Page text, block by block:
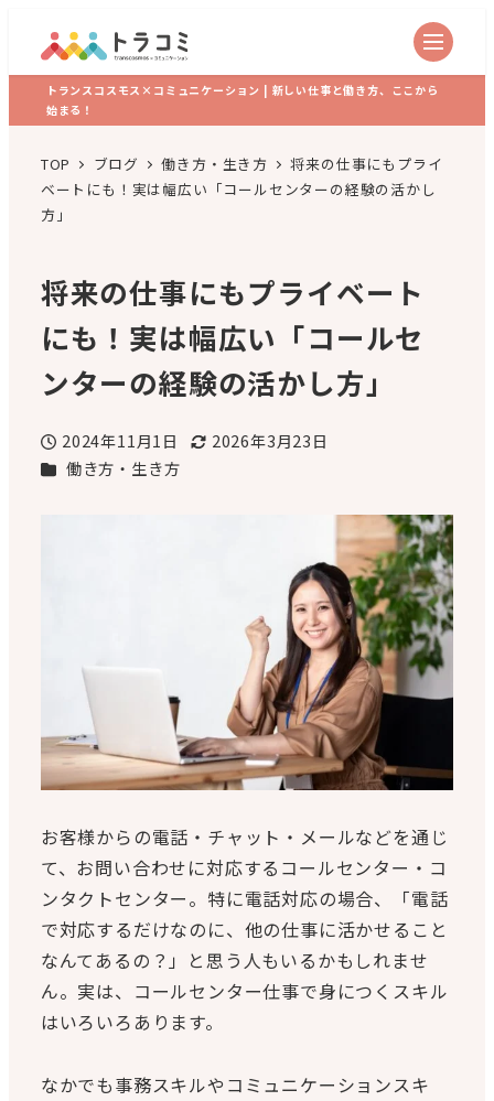
トランスコスモス×コミュニケーション | 新しい仕事と働き方、ここから
始まる！
TOP ブログ 働き方・生き方
将来の仕事にもプライ
ベートにも！実は幅広い「コールセンターの経験の活かし
方」
将来の仕事にもプライベート
にも！実は幅広い「コールセ
ンターの経験の活かし方」
投稿日
2024年11月1日
更新日
2026年3月23日
カテゴリー
働き方・生き方
お客様からの電話・チャット・メールなどを通じ
て、お問い合わせに対応するコールセンター・コ
ンタクトセンター。特に電話対応の場合、「電話
で対応するだけなのに、他の仕事に活かせること
なんてあるの？」と思う人もいるかもしれませ
ん。実は、コールセンター仕事で身につくスキル
はいろいろあります。
なかでも事務スキルやコミュニケーションスキ